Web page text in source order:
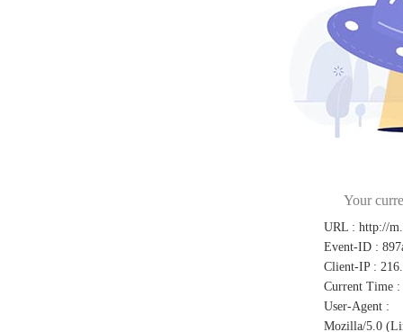
Your
URL : http://
Event-ID :
Client-IP :
Current Time :
User-Agent :
Mozilla/5.0